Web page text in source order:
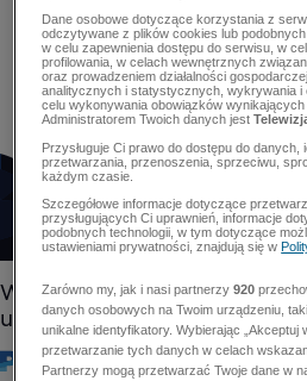
Dane osobowe dotyczące korzystania z
odczytywane z plików cookies lub
w celu zapewnienia dostępu do serwisu, w
profilowania, w celach wewnętrznych
oraz prowadzeniem działalności
analitycznych i statystycznych, wykrywania i
celu wykonywania obowiązków wynikających
Administratorem Twoich danych jest
Przysługuje Ci prawo do dostępu do
przetwarzania, przenoszenia, sprzeciwu,
każdym czasie.
Szczegółowe informacje dotyczące
przysługujących Ci uprawnień, informacje
podobnych technologii, w tym dotyczące
ustawieniami prywatności, znajdują się w
Zarówno my, jak i nasi partnerzy920
danych osobowych na Twoim urządzeniu,
unikalne identyfikatory. Wybierając „Akceptuj
przetwarzanie tych danych w celach
Partnerzy mogą przetwarzać Twoje dane w